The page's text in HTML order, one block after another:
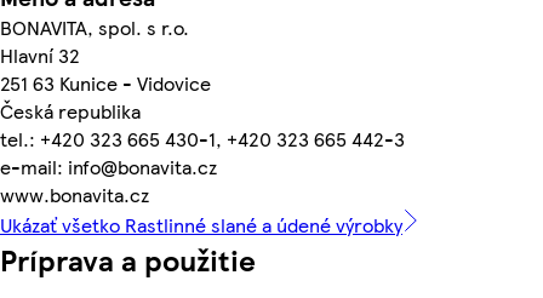
BONAVITA, spol. s r.o.
Hlavní 32
251 63 Kunice - Vidovice
Česká republika
tel.: +420 323 665 430-1, +420 323 665 442-3
e-mail: info@bonavita.cz
www.bonavita.cz
Ukázať všetko Rastlinné slané a údené výrobky
Príprava a použitie